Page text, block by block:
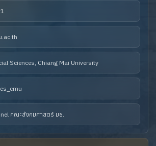
Sciences, Chiang Mai University
คณะสังคมศาสตร์ มช.